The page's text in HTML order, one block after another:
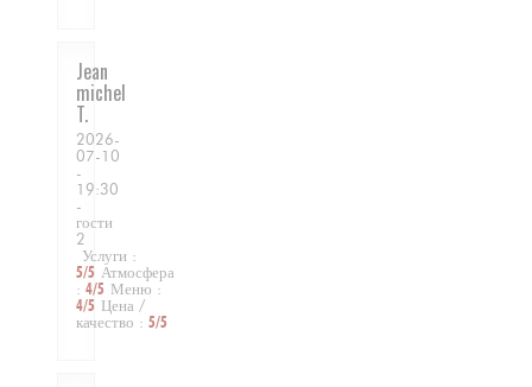
Jean
michel
T
2026-
07-10
-
19:30
-
гости
2
Услуги :
5/5 Атмосфера
: 4/5 Меню :
4/5 Цена /
качество : 5/5